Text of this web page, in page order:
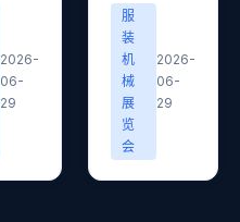
2026-
06-
29
服
装
机
械
展
览
会
2026-
06-
29